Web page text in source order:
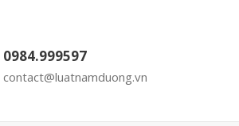
0984.999597
contact@luatnamduong.vn